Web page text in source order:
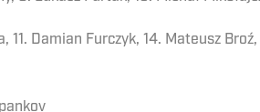
Damian Furczyk, 14. Mateusz